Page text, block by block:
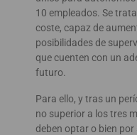
10 empleados. Se
coste, capaz de
posibilidades de
que cuenten con un
futuro.
Para ello, y tras un
no superior a los tres
deben optar o bien